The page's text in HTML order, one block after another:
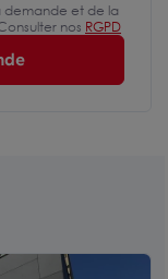
demande et de la
nos RGPD